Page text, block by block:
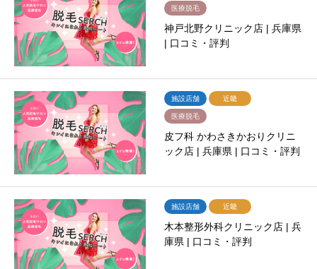
医療脱毛
神戸北野クリニック店 | 兵庫県
| 口コミ・評判
施設店舗 近畿
医療脱毛
皮フ科 かわさきかおりクリニ
ック店 | 兵庫県 | 口コミ・評判
施設店舗 近畿
木本整形外科クリニック店 | 兵
庫県 | 口コミ・評判